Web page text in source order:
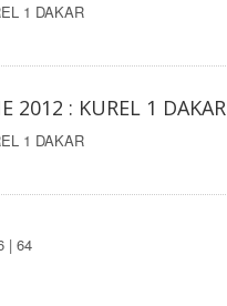
1 DAKAR
2012 : KUREL 1 DAKAR
1 DAKAR
| 64